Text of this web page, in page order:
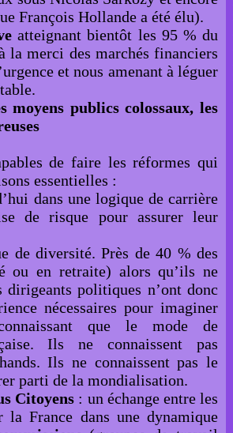
François Hollande a été élu).
atteignant bientôt les 95 % du
la merci des marchés financiers
et nous amenant à léguer
moyens publics colossaux, les
de faire les réformes qui
essentielles :
dans une logique de carrière
de risque pour assurer leur
de diversité. Près de 40 % des
ou en retraite) alors qu’ils ne
politiques n’ont donc
nécessaires pour imaginer
que le mode de
Ils ne connaissent pas
Ils ne connaissent pas le
parti de la mondialisation.
Citoyens : un échange entre les
France dans une dynamique